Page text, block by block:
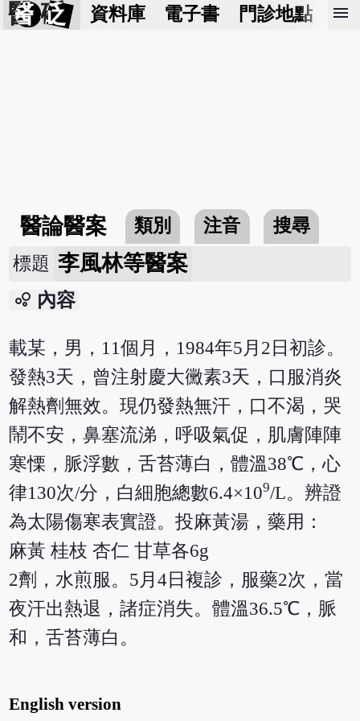
醫 砭 資料庫 電子書 門診地點 預
menu
醫論醫案 類別 注音
搜尋
標題 李風林等醫案
bubble_chart 內容
載某，男，11個月，1984年5月2日初診。
發熱3天，曾注射慶大黴素3天，口服消炎
解熱劑無效。現仍發熱無汗，口不渴，哭
鬧不安，鼻塞流涕，呼吸氣促，肌膚陣陣
寒慄，脈浮數，舌苔薄白，體溫38℃，心
律130次/分，白細胞總數6.4×109/L。辨證
為太陽傷寒表實證。投麻黃湯，藥用：
麻黃 桂枝 杏仁 甘草各6g
2劑，水煎服。5月4日複診，服藥2次，當
夜汗出熱退，諸症消失。體溫36.5℃，脈
和，舌苔薄白。
English version